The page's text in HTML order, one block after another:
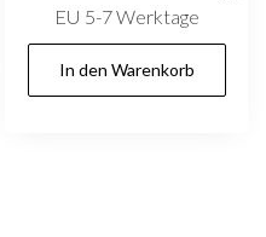
EU 5-7 Werktage
In den Warenkorb